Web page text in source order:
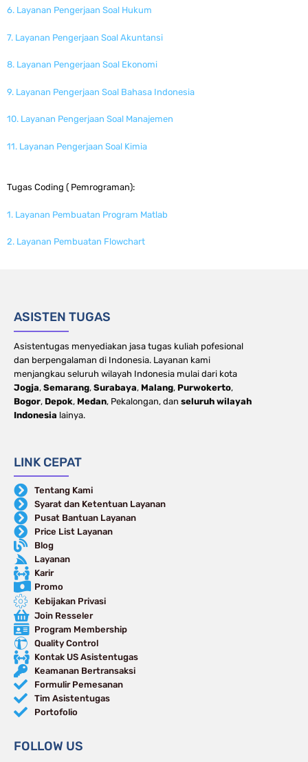
6. Layanan Pengerjaan Soal Hukum
7. Layanan Pengerjaan Soal Akuntansi
8. Layanan Pengerjaan Soal Ekonomi
9. Layanan Pengerjaan Soal Bahasa Indonesia
10. Layanan Pengerjaan Soal Manajemen
11. Layanan Pengerjaan Soal Kimia
Tugas Coding ( Pemrograman):
1. Layanan Pembuatan Program Matlab
2. Layanan Pembuatan Flowchart
ASISTEN TUGAS
Asistentugas menyediakan jasa tugas kuliah pofesional
dan berpengalaman di Indonesia. Layanan kami
menjangkau seluruh wilayah Indonesia mulai dari kota
Jogja, Semarang, Surabaya, Malang, Purwokerto,
Bogor, Depok, Medan, Pekalongan, dan seluruh wilayah
Indonesia lainya.
LINK CEPAT
Tentang Kami
Syarat dan Ketentuan Layanan
Pusat Bantuan Layanan
Price List Layanan
Blog
Layanan
Karir
Promo
Kebijakan Privasi
Join Resseler
Program Membership
Quality Control
Kontak US Asistentugas
Keamanan Bertransaksi
Formulir Pemesanan
Tim Asistentugas
Portofolio
FOLLOW US